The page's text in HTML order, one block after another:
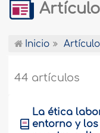
Inicio
44 artículos
La ética
entorno y